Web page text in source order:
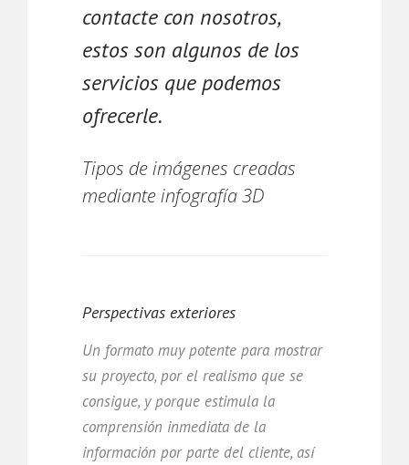
contacte con nosotros,
estos son algunos de los
servicios que podemos
ofrecerle.
Tipos de imágenes creadas
mediante infografía 3D
Perspectivas exteriores
Un formato muy potente para mostrar
su proyecto, por el realismo que se
consigue, y porque estimula la
comprensión inmediata de la
información por parte del cliente, así